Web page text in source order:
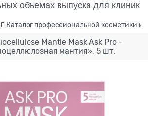
объемах выпуска для клиник
Каталог профессиональной косметики и
Mantle Mask Ask Pro –
мантия», 5 шт.